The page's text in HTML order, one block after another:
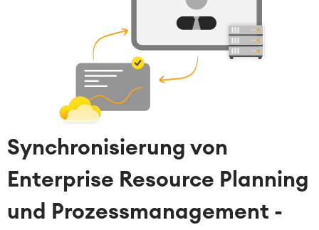
Synchronisierung von
Enterprise Resource Planning
und Prozessmanagement -